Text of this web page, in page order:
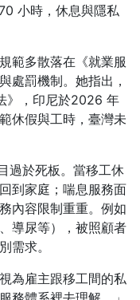
小時，休息與隱私
範多散落在《就業服
處罰機制。她指出，
》，印尼於2026 年
休假與工時，臺灣未
過於死板。當移工休
到家庭；喘息服務面
內容限制重重。例如
導尿等），被照顧者
需求。
為雇主跟移工間的私